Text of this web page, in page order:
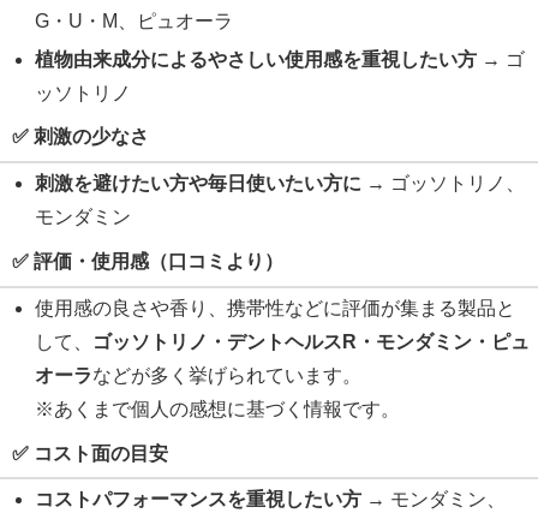
G・U・M、ピュオーラ
植物由来成分によるやさしい使用感を重視したい方 → ゴ
ッソトリノ
✅ 刺激の少なさ
刺激を避けたい方や毎日使いたい方に → ゴッソトリノ、
モンダミン
✅ 評価・使用感（口コミより）
使用感の良さや香り、携帯性などに評価が集まる製品と
して、
ゴッソトリノ・デントヘルスR・モンダミン・ピュ
オーラなどが多く挙げられています。
※あくまで個人の感想に基づく情報です。
✅ コスト面の目安
コストパフォーマンスを重視したい方 → モンダミン、